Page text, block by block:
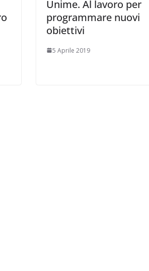
Unime. Al lavoro per
programmare nuovi
obiettivi
5 Aprile 2019